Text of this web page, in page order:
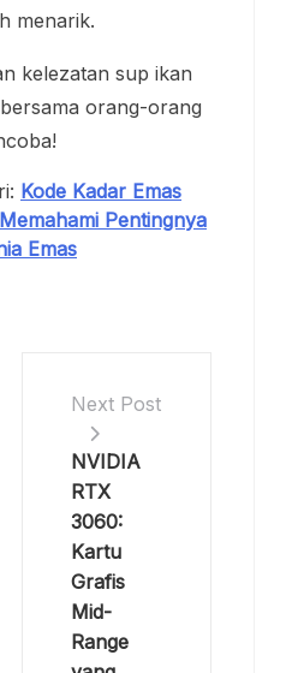
menarik.
kelezatan sup ikan
orang-orang
Kode Kadar Emas
Pentingnya
Emas
Next Post
NVIDIA
RTX
3060:
Kartu
Grafis
Mid-
Range